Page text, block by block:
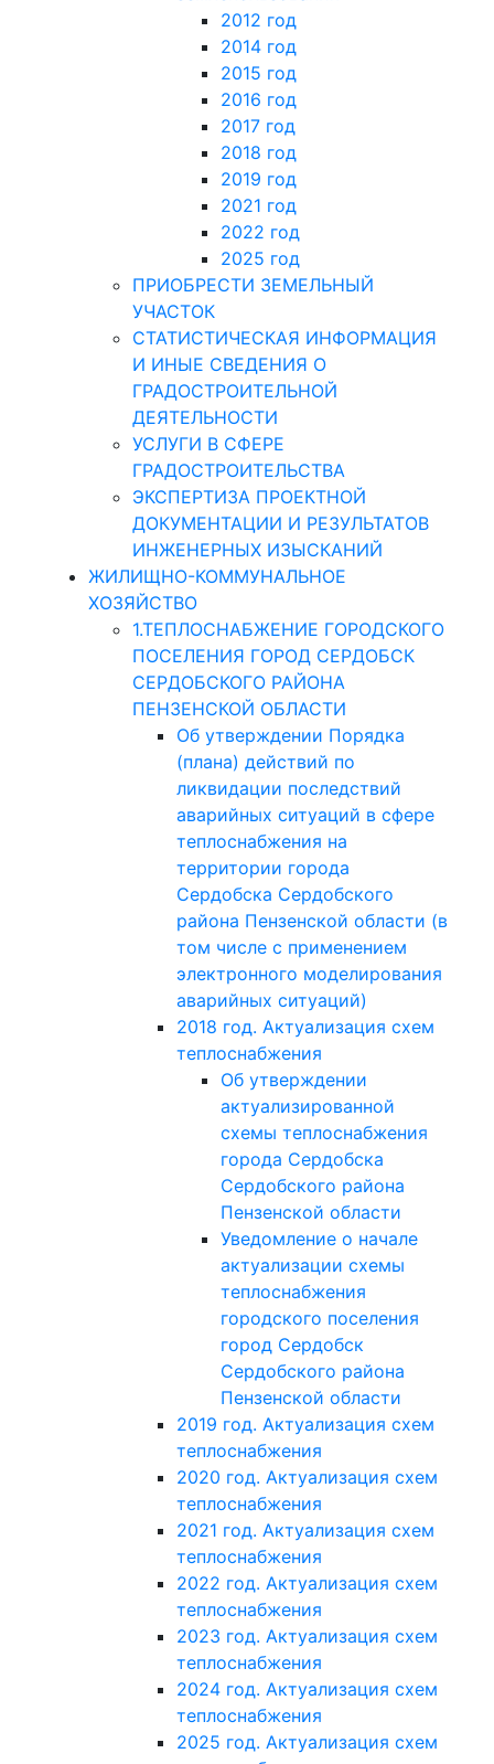
2012 год
2014 год
2015 год
2016 год
2017 год
2018 год
2019 год
2021 год
2022 год
2025 год
ПРИОБРЕСТИ ЗЕМЕЛЬНЫЙ
УЧАСТОК
СТАТИСТИЧЕСКАЯ ИНФОРМАЦИЯ
И ИНЫЕ СВЕДЕНИЯ О
ГРАДОСТРОИТЕЛЬНОЙ
ДЕЯТЕЛЬНОСТИ
УСЛУГИ В СФЕРЕ
ГРАДОСТРОИТЕЛЬСТВА
ЭКСПЕРТИЗА ПРОЕКТНОЙ
ДОКУМЕНТАЦИИ И РЕЗУЛЬТАТОВ
ИНЖЕНЕРНЫХ ИЗЫСКАНИЙ
ЖИЛИЩНО-КОММУНАЛЬНОЕ
ХОЗЯЙСТВО
1.ТЕПЛОСНАБЖЕНИЕ ГОРОДСКОГО
ПОСЕЛЕНИЯ ГОРОД СЕРДОБСК
СЕРДОБСКОГО РАЙОНА
ПЕНЗЕНСКОЙ ОБЛАСТИ
Об утверждении Порядка
(плана) действий по
ликвидации последствий
аварийных ситуаций в сфере
теплоснабжения на
территории города
Сердобска Сердобского
района Пензенской области (в
том числе с применением
электронного моделирования
аварийных ситуаций)
2018 год. Актуализация схем
теплоснабжения
Об утверждении
актуализированной
схемы теплоснабжения
города Сердобска
Сердобского района
Пензенской области
Уведомление о начале
актуализации схемы
теплоснабжения
городского поселения
город Сердобск
Сердобского района
Пензенской области
2019 год. Актуализация схем
теплоснабжения
2020 год. Актуализация схем
теплоснабжения
2021 год. Актуализация схем
теплоснабжения
2022 год. Актуализация схем
теплоснабжения
2023 год. Актуализация схем
теплоснабжения
2024 год. Актуализация схем
теплоснабжения
2025 год. Актуализация схем